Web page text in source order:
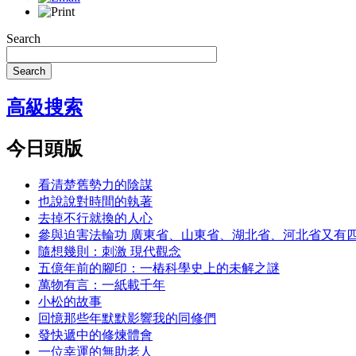
Search
Search
高級搜索
今日頭版
看清楚舊勢力的陰謀
也說說對時間的執著
去掉不行就換的人心
參與迫害法輪功 廣東省、山東省、湖北省、河北省又有
隨想幾則：刺激 現代觀念
五億年前的腳印：一樁科學史上的未解之謎
萬物有言：一紙載千年
小松的故事
回憶那些年默默影響我的同修們
發快遞中的修煉體會
一位幸運的無助老人